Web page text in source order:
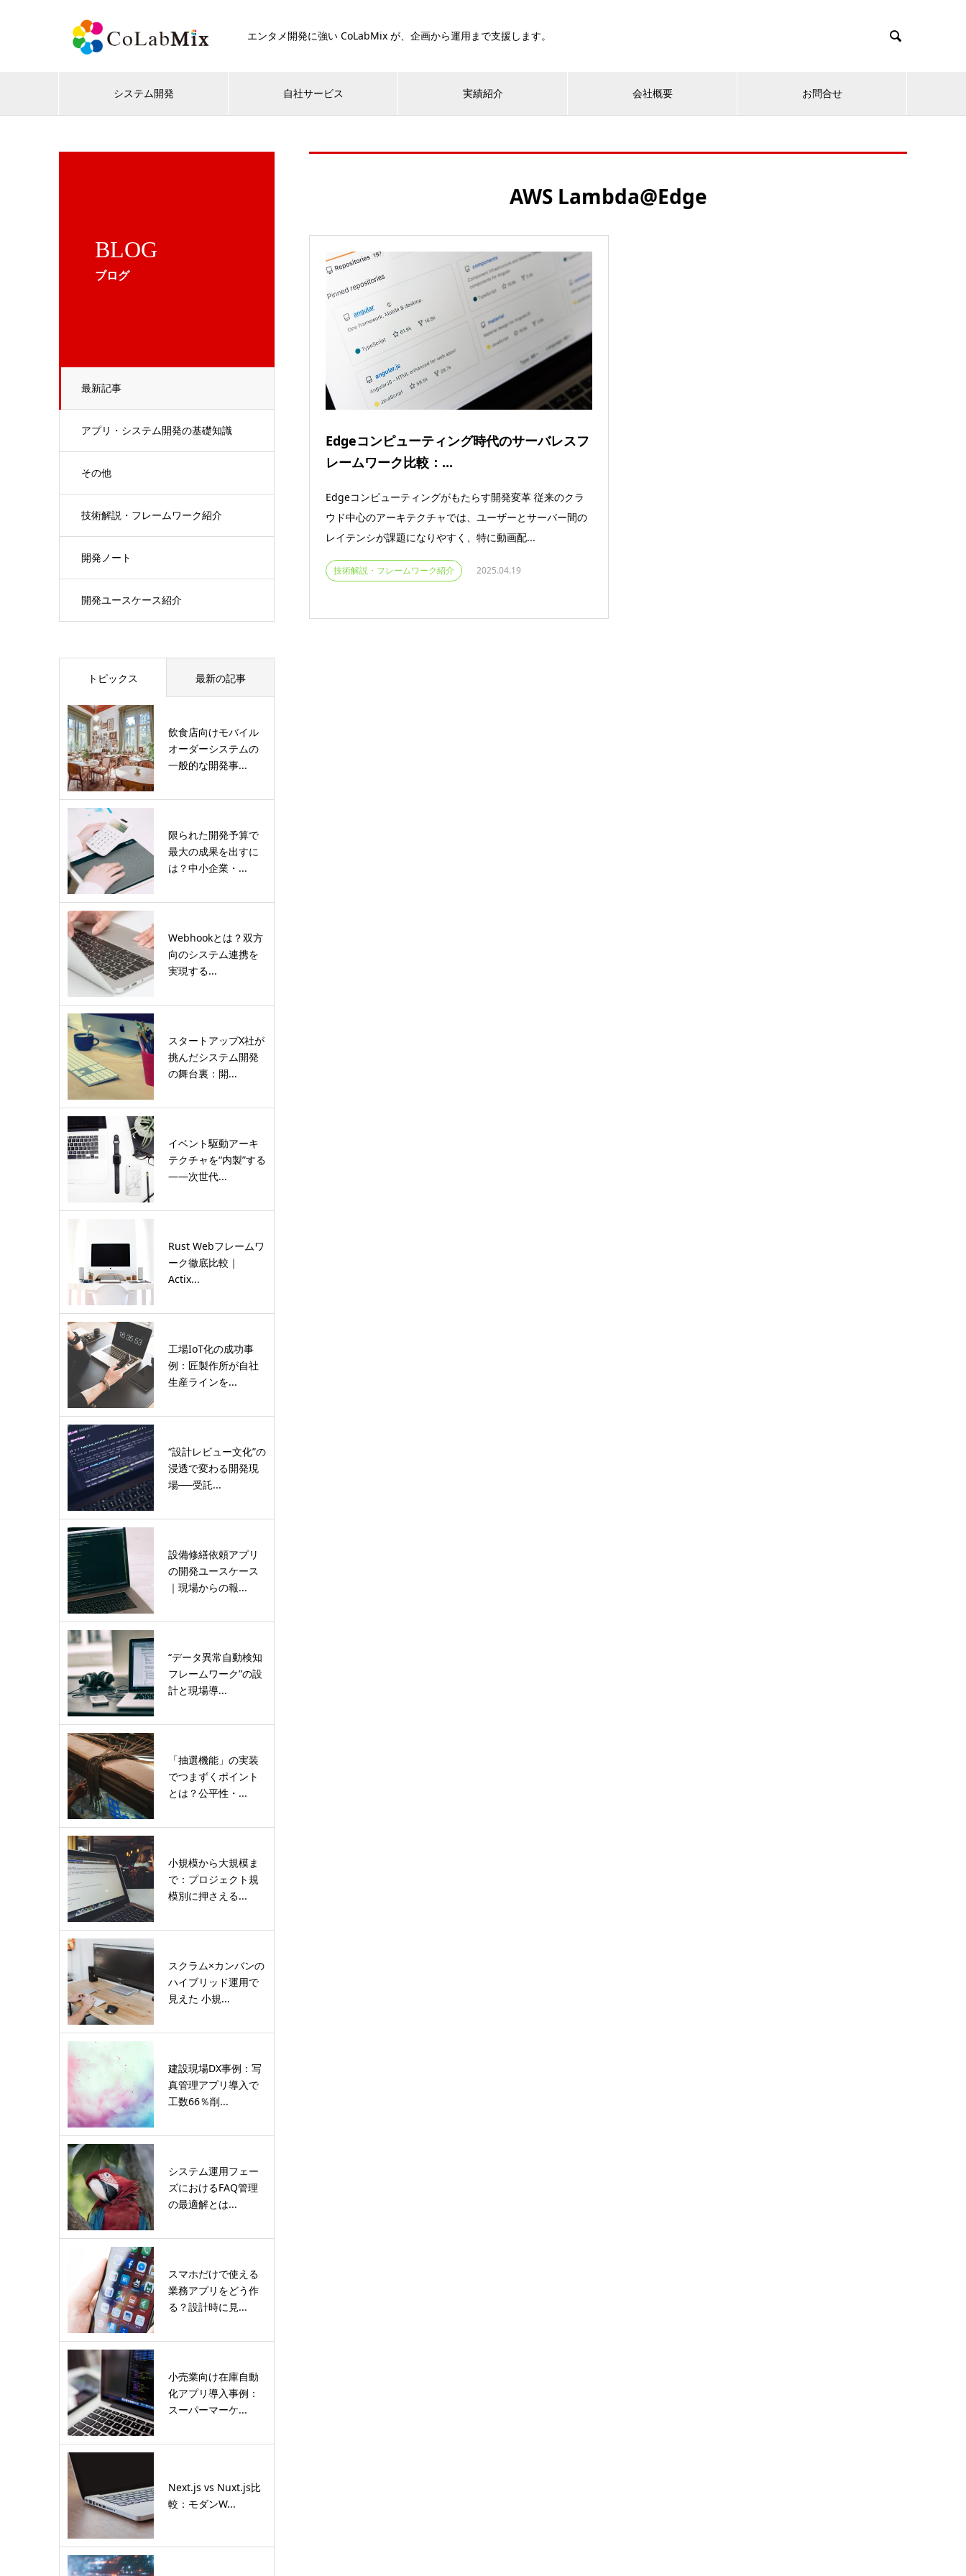
エンタメ開発に強い CoLabMix が、企画から運用まで支援します。 
システム開発 自社サービス 実績紹介 会社概要 お問合せ
BLOG
ブログ
最新記事
アプリ・システム開発の基礎知識
その他
技術解説・フレームワーク紹介
開発ノート
開発ユースケース紹介
AWS Lambda@Edge
Edgeコンピューティング時代のサーバレスフ
レームワーク比較：...
Edgeコンピューティングがもたらす開発変革 従来のクラ
ウド中心のアーキテクチャでは、ユーザーとサーバー間の
レイテンシが課題になりやすく、特に動画配...
技術解説・フレームワーク紹介 2025.04.19
トピックス 最新の記事
飲食店向けモバイル
オーダーシステムの
一般的な開発事...
限られた開発予算で
最大の成果を出すに
は？中小企業・...
Webhookとは？双方
向のシステム連携を
実現する...
スタートアップX社が
挑んだシステム開発
の舞台裏：開...
イベント駆動アーキ
テクチャを“内製”する
――次世代...
Rust Webフレームワ
ーク徹底比較｜
Actix...
工場IoT化の成功事
例：匠製作所が自社
生産ラインを...
“設計レビュー文化”の
浸透で変わる開発現
場──受託...
設備修繕依頼アプリ
の開発ユースケース
｜現場からの報...
“データ異常自動検知
フレームワーク”の設
計と現場導...
「抽選機能」の実装
でつまずくポイント
とは？公平性・...
小規模から大規模ま
で：プロジェクト規
模別に押さえる...
スクラム×カンバンの
ハイブリッド運用で
見えた 小規...
建設現場DX事例：写
真管理アプリ導入で
工数66％削...
システム運用フェー
ズにおけるFAQ管理
の最適解とは...
スマホだけで使える
業務アプリをどう作
る？設計時に見...
小売業向け在庫自動
化アプリ導入事例：
スーパーマーケ...
Next.js vs Nuxt.js比
較：モダンW...